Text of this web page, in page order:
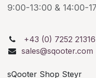
9:00-13:00 & 14:00-
+43 (0) 7252 21316
sales@sqooter.com
sQooter Shop Steyr